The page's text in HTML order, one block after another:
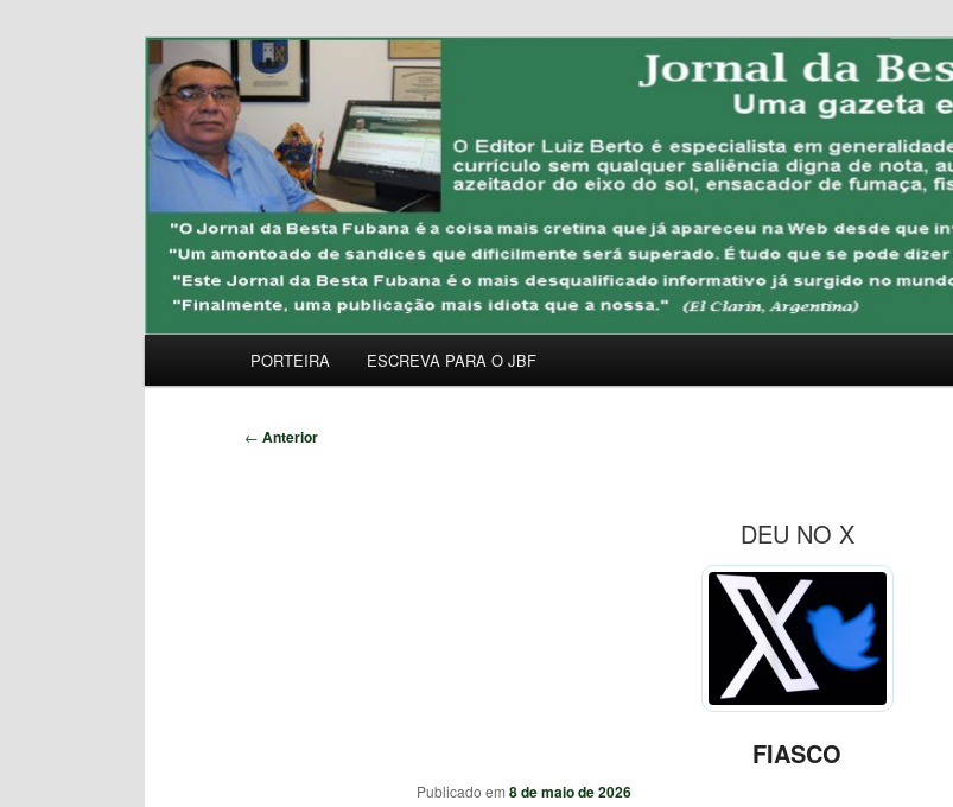
JORNAL DA BESTA FUBANA
Uma Gazeta Escrota
PORTEIRA ESCREVA PARA O JBF
Navegação
← Anterior
DEU NO X
FIASCO
Publicado em 8 de maio de 2026